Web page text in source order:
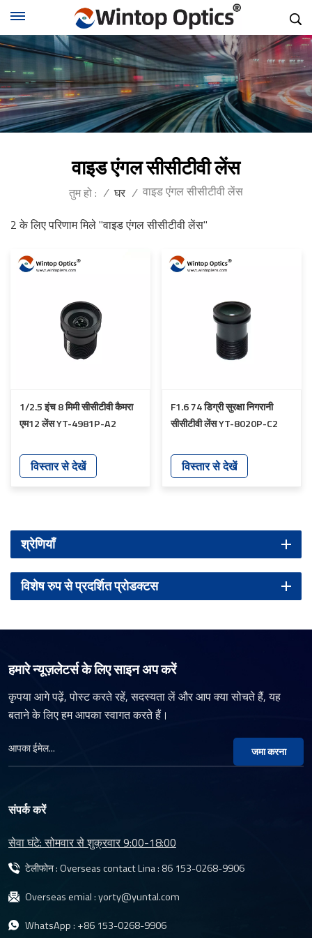
वाइड एंगल सीसीटीवी लेंस
तुम हो : / घर / वाइड एंगल सीसीटीवी लेंस
2 के लिए परिणाम मिले "वाइड एंगल सीसीटीवी लेंस"
1/2.5 इंच 8 मिमी सीसीटीवी कैमरा
एम12 लेंस YT-4981P-A2
विस्तार से देखें
F1.6 74 डिग्री सुरक्षा निगरानी
सीसीटीवी लेंस YT-8020P-C2
विस्तार से देखें
श्रेणियाँ
विशेष रुप से प्रदर्शित प्रोडक्टस
हमारे न्यूज़लेटर्स के लिए साइन अप करें
कृपया आगे पढ़ें, पोस्ट करते रहें, सदस्यता लें और आप क्या सोचते हैं, यह
बताने के लिए हम आपका स्वागत करते हैं।
जमा करना
संपर्क करें
सेवा घंटे: सोमवार से शुक्रवार 9:00-18:00
टेलीफोन : Overseas contact Lina : 86 153-0268-9906
Overseas emial :yorty@yuntal.com
WhatsApp : +86 153-0268-9906